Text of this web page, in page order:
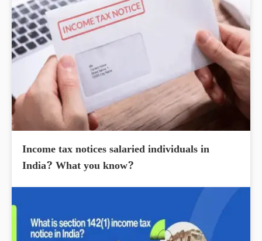
Income tax notices salaried individuals in
India? What you know?